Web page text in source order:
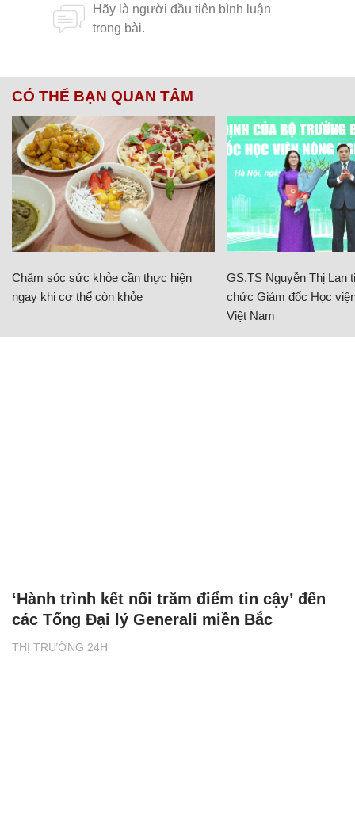
CÓ THỂ BẠN QUAN TÂM
Chăm sóc sức khỏe cần thực hiện
ngay khi cơ thể còn khỏe
GS.TS Nguyễn Thị Lan
chức Giám đốc Học
Việt Nam
THỊ TRƯỜNG 24H
‘Hành trình kết nối trăm điểm tin cậy’ đến
các Tổng Đại lý Generali miền Bắc